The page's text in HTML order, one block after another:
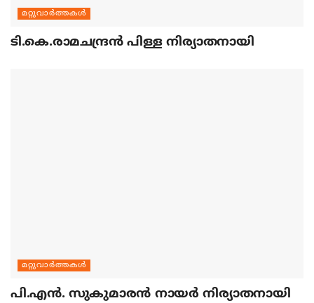
മറ്റുവാര്‍ത്തകള്‍
ടി.കെ.രാമചന്ദ്രന്‍ പിള്ള നിര്യാതനായി
മറ്റുവാര്‍ത്തകള്‍
പി.എന്‍. സുകുമാരന്‍ നായര്‍ നിര്യാതനായി